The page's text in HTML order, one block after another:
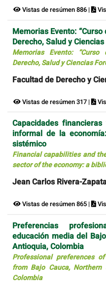
Vistas de resúmen 886 |
Memorias Evento:
Derecho, Salud y
Memorias Evento:
Derecho, Salud y Ciencias
Facultad de Derecho y
Vistas de resúmen 317 |
Capacidades
informal de la
sistémico
Financial capabilities and
sector of the economy: a
Jean Carlos Rivera-
Vistas de resúmen 865 |
Preferencias
educación media del
Antioquia, Colombia
Professional preferences
from Bajo Cauca,
Colombia